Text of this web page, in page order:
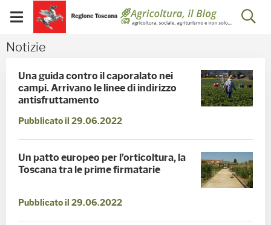
Skip to Main Content
Visualizza/chiudi
menu
mobile
Notizie - Blog
Notizie
Una guida contro il caporalato nei
campi. Arrivano le linee di indirizzo
antisfruttamento
Pubblicato il 29.06.2022
Un patto europeo per l’orticoltura, la
Toscana tra le prime firmatarie
Pubblicato il 29.06.2022